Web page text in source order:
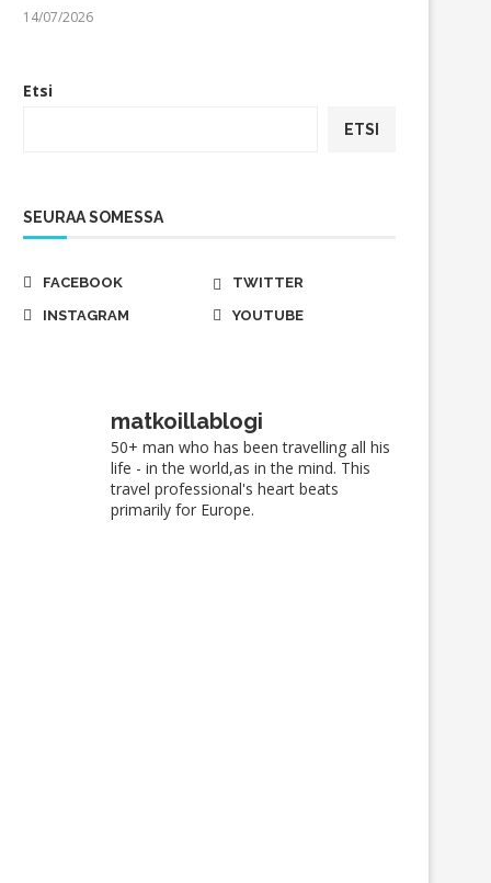
14/07/2026
Etsi
ETSI
SEURAA SOMESSA
FACEBOOK
TWITTER
INSTAGRAM
YOUTUBE
matkoillablogi
50+ man who has been travelling all his
life - in the world,as in the mind. This
travel professional's heart beats
primarily for Europe.